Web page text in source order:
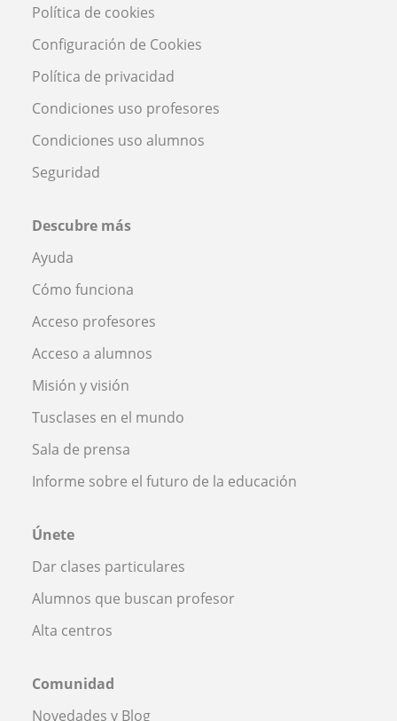
Política de cookies
Configuración de Cookies
Política de privacidad
Condiciones uso profesores
Condiciones uso alumnos
Seguridad
Descubre más
Ayuda
Cómo funciona
Acceso profesores
Acceso a alumnos
Misión y visión
Tusclases en el mundo
Sala de prensa
Informe sobre el futuro de la educación
Únete
Dar clases particulares
Alumnos que buscan profesor
Alta centros
Comunidad
Novedades y Blog